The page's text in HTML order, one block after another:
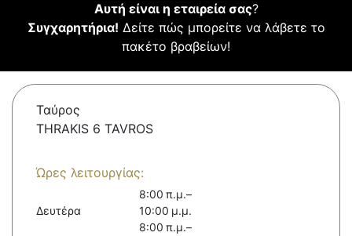
Αυτή είναι η εταιρεία σας?
Συγχαρητήρια! Δείτε πώς μπορείτε να λάβετε το
πακέτο βραβείων!
Ταύρος
THRAKIS 6 TAVROS
Ώρες λειτουργίας:
Δευτέρα
8:00 π.μ.–
10:00 μ.μ.
8:00 π.μ.–